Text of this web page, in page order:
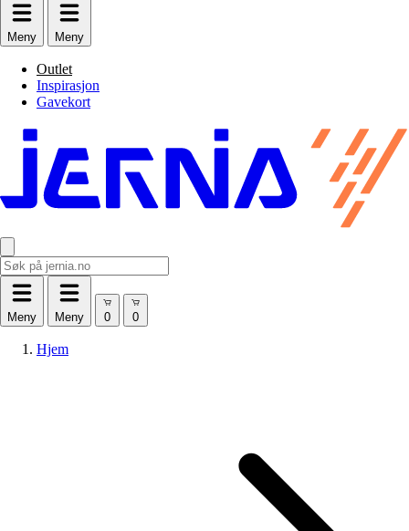
Meny Meny
Outlet
Inspirasjon
Gavekort
Meny Meny
Hjem